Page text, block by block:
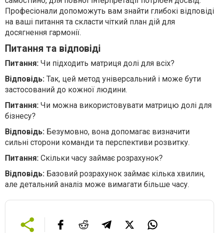
Професіонали допоможуть вам знайти глибокі відповіді
на ваші питання та скласти чіткий план дій для
досягнення гармонії.
Питання та відповіді
Питання: Чи підходить матриця долі для всіх?
Відповідь: Так, цей метод універсальний і може бути
застосований до кожної людини.
Питання: Чи можна використовувати матрицю долі для
бізнесу?
Відповідь: Безумовно, вона допомагає визначити
сильні сторони команди та перспективи розвитку.
Питання: Скільки часу займає розрахунок?
Відповідь: Базовий розрахунок займає кілька хвилин,
але детальний аналіз може вимагати більше часу.